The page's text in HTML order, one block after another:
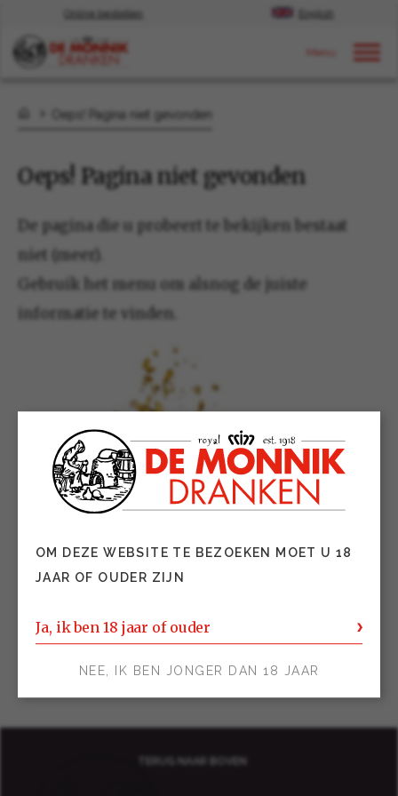
Online bestellen English
Oeps! Pagina niet gevonden
Oeps! Pagina niet gevonden
De pagina die u probeert te bekijken bestaat
niet (meer).
Gebruik het menu om alsnog de juiste
informatie te vinden.
OM DEZE WEBSITE TE BEZOEKEN MOET U 18
JAAR OF OUDER ZIJN
Ja, ik ben 18 jaar of ouder
NEE, IK BEN JONGER DAN 18 JAAR